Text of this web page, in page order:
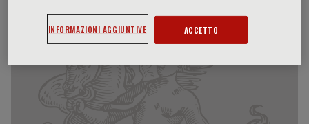
INFORMAZIONI AGGIUNTIVE ACCETTO